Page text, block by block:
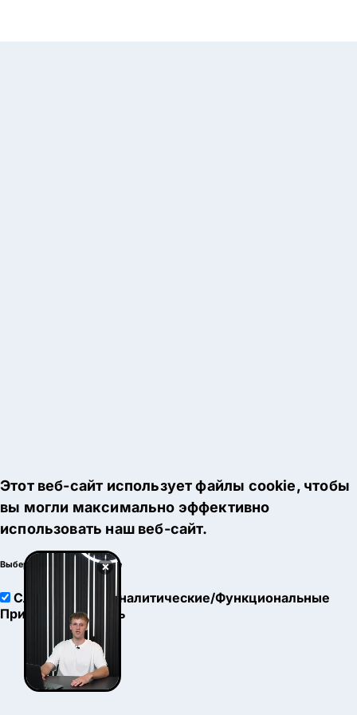
×
Этот веб-сайт использует файлы cookie, чтобы
вы могли максимально эффективно
использовать наш веб-сайт.
Выберите настройки cookie
Служебные
Аналитические/Функциональные
Принять
Настроить